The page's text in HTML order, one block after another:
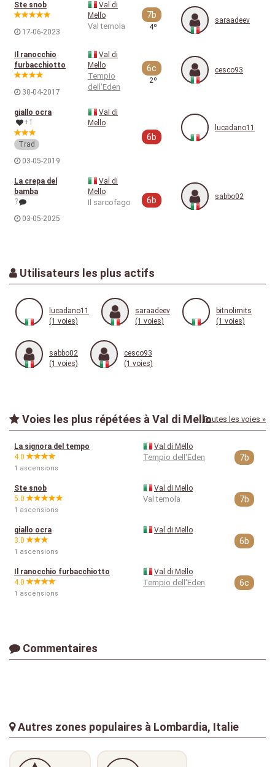
Ste snob
17-06-2023
Val di
Mello
Val temola
7b
4º
saraadeev
Il ranocchio
furbacchiotto
30-04-2017
Val di
Mello
Tempio
dell'Eden
6c
2º
cesco93
giallo ocra
+1
Trad
03-05-2019
Val di
Mello
6b
lucadano11
La crepa del
bamba
?
03-05-2025
Val di
Mello
Il sarcofago 6b sabbo02
Utilisateurs les plus actifs
lucadano11
(1 voies)
saraadeev
(1 voies)
bitnolimits
(1 voies)
sabbo02
(1 voies)
cesco93
(1 voies)
Voies les plus répétées à Val di MelloToutes les voies »
La signora del tempo
4.0
1 ascensions
Val di Mello
Tempio dell'Eden 7b
Ste snob
5.0
1 ascensions
Val di Mello
Val temola 7b
giallo ocra
3.0
1 ascensions
Val di Mello
6b
Il ranocchio furbacchiotto
4.0
1 ascensions
Val di Mello
Tempio dell'Eden 6c
Commentaires
Autres zones populaires à Lombardia, Italie